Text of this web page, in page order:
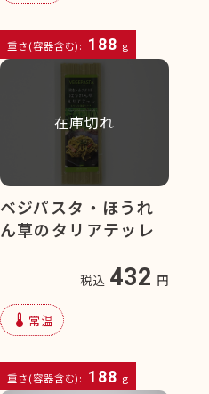
重さ(容器含む): 188 g
在庫切れ
ベジパスタ・ほうれ
ん草のタリアテッレ
税込 432 円
device_thermostat 常温
重さ(容器含む): 188 g